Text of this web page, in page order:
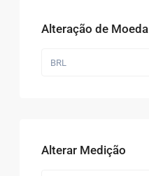
Alteração de Moeda
BRL
Alterar Medição